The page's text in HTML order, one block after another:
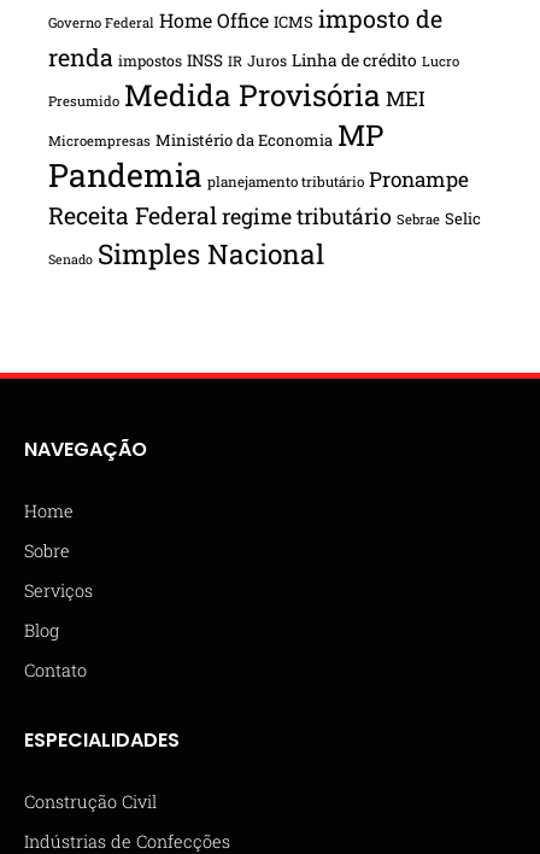
Governo Federal Home Office ICMS imposto de
renda impostos INSS IR Juros Linha de crédito Lucro
Presumido Medida Provisória MEI
Microempresas Ministério da Economia MP
Pandemia planejamento tributário Pronampe
Receita Federalregime tributário Sebrae Selic
Senado Simples Nacional
NAVEGAÇÃO
Home
Sobre
Serviços
Blog
Contato
ESPECIALIDADES
Construção Civil
Indústrias de Confecções